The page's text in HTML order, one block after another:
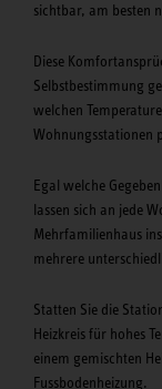
sichtbar, am besten
Diese
Selbstbestimmung
welchen
Wohnungsstationen
Egal welche
lassen sich an jede
Mehrfamilienhaus
mehrere
Statten Sie die
Heizkreis für hohes
einem gemischten
Fussbodenheizung.